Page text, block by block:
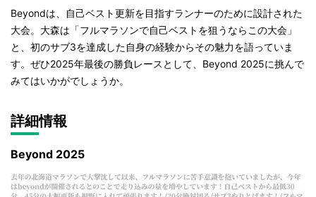
Beyondは、自己ベスト更新を目指すランナーのために設計された
大会。大森は「フルマラソンで自己ベストを狙うならこの大会」
と、初のサブ3を達成した自身の経験からその魅力を語っていま
す。ぜひ2025年最後の勝負レースとして、Beyond 2025に挑んで
みてはいかがでしょうか。
詳細情報
Beyond 2025